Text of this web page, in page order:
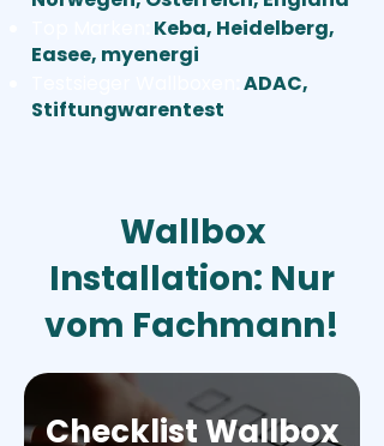
Keba, Heidelberg,
Easee, myenergi
ADAC,
Stiftungwarentest
Wallbox
Installation: Nur
vom Fachmann!
Checklist Wallbox